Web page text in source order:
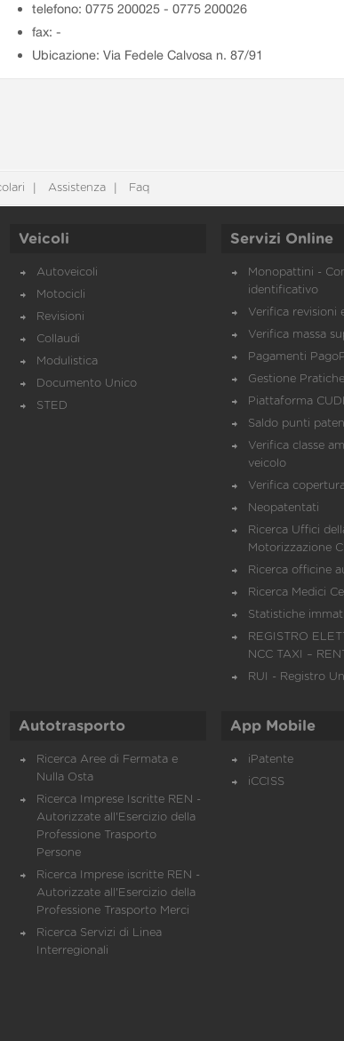
telefono: 0775 200025 - 0775 200026
fax: -
Ubicazione: Via Fedele Calvosa n. 87/91
Assistenza Faq
Veicoli
Autoveicoli
Motocicli
Revisioni
Collaudi
Modulistica
Documento Unico
STED
Servizi Online
Monopattini -
identificativo
Verifica revisioni
Verifica massa
Pagamenti
Gestione
Piattaforma
Saldo punti
Verifica classe
veicolo
Verifica
Neopatentati
Ricerca Uffici
Motorizzazione
Ricerca officine
Ricerca Medici
Statistiche
REGISTRO
NCC TAXI –
RUI - Registro
Autotrasporto
Ricerca Aree di Fermata e
Nulla Osta
Ricerca Imprese Iscritte REN -
Autorizzate all'Esercizio della
Professione Trasporto
Persone
Ricerca Imprese iscritte REN -
Autorizzate all'Esercizio della
Professione Trasporto Merci
Ricerca Servizi di Linea
Interregionali
App Mobile
iPatente
iCCISS